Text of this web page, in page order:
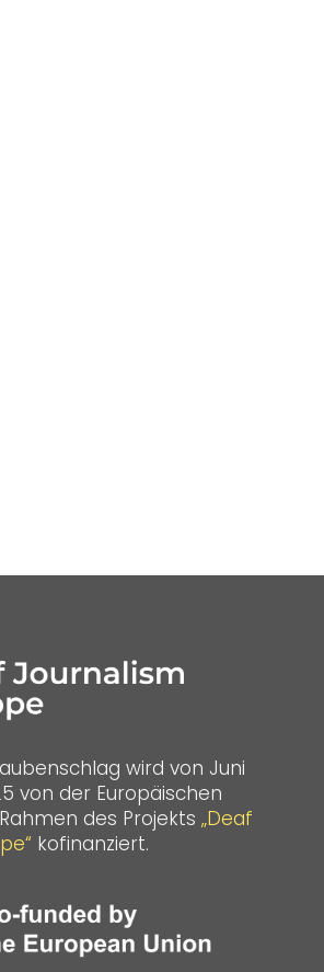
wird von Juni
von der Europäischen
des Projekts „Deaf
kofinanziert.